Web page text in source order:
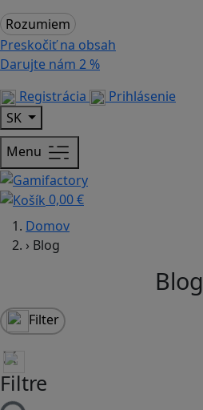
Rozumiem
Preskočiť na obsah
Darujte nám 2 %
Registrácia
Prihlásenie
SK
Menu
0,00 €
Domov
› Blog
Blog
Filter
Filtre